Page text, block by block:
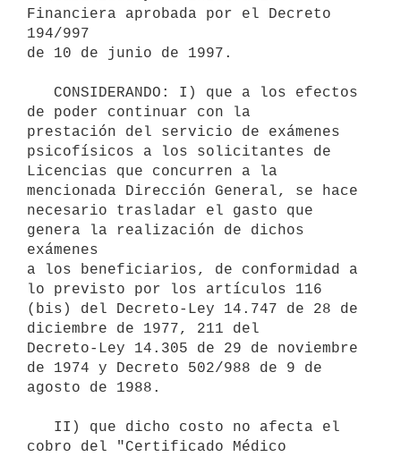
Financiera aprobada por el Decreto
194/997
de 10 de junio de 1997.
de poder continuar con la
prestación del servicio de exámenes
psicofísicos a los solicitantes de
Licencias que concurren a la
mencionada Dirección General, se hace
necesario trasladar el gasto que
genera la realización de dichos
exámenes
a los beneficiarios, de conformidad a
lo previsto por los artículos 116
(bis) del Decreto-Ley 14.747 de 28 de
diciembre de 1977, 211 del
Decreto-Ley 14.305 de 29 de noviembre
de 1974 y Decreto 502/988 de 9 de
agosto de 1988.
cobro del "Certificado Médico